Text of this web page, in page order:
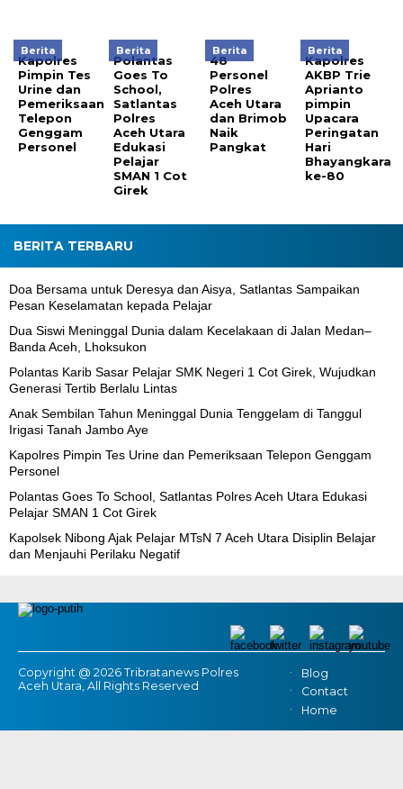
Berita
Kapolres
Pimpin Tes
Urine dan
Pemeriksaan
Telepon
Genggam
Personel
Berita
Polantas
Goes To
School,
Satlantas
Polres
Aceh Utara
Edukasi
Pelajar
SMAN 1 Cot
Girek
Berita
48
Personel
Polres
Aceh Utara
dan Brimob
Naik
Pangkat
Berita
Kapolres
AKBP Trie
Aprianto
pimpin
Upacara
Peringatan
Hari
Bhayangkara
ke-80
BERITA TERBARU
Doa Bersama untuk Deresya dan Aisya, Satlantas Sampaikan
Pesan Keselamatan kepada Pelajar
Dua Siswi Meninggal Dunia dalam Kecelakaan di Jalan Medan–
Banda Aceh, Lhoksukon
Polantas Karib Sasar Pelajar SMK Negeri 1 Cot Girek, Wujudkan
Generasi Tertib Berlalu Lintas
Anak Sembilan Tahun Meninggal Dunia Tenggelam di Tanggul
Irigasi Tanah Jambo Aye
Kapolres Pimpin Tes Urine dan Pemeriksaan Telepon Genggam
Personel
Polantas Goes To School, Satlantas Polres Aceh Utara Edukasi
Pelajar SMAN 1 Cot Girek
Kapolsek Nibong Ajak Pelajar MTsN 7 Aceh Utara Disiplin Belajar
dan Menjauhi Perilaku Negatif
Copyright @ 2026 Tribratanews Polres
Aceh Utara, All Rights Reserved
Blog
Contact
Home